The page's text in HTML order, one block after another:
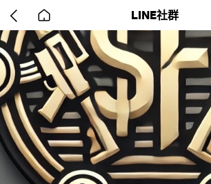
back
to
home
LINE社群